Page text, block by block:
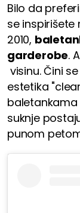
Bilo da
se
2010,
garderobe.
visinu. Čini
estetika
suknje
punom